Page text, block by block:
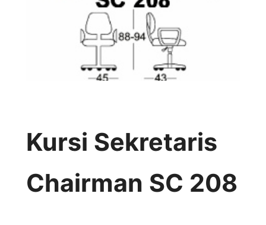
Kursi Sekretaris
Chairman SC 208